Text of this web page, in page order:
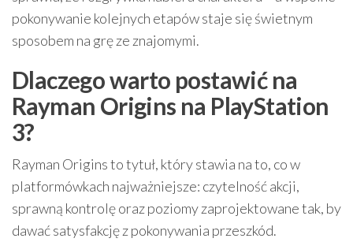
pokonywanie kolejnych etapów staje się świetnym
sposobem na grę ze znajomymi.
Dlaczego warto postawić na
Rayman Origins na PlayStation
3?
Rayman Origins to tytuł, który stawia na to, co w
platformówkach najważniejsze: czytelność akcji,
sprawną kontrolę oraz poziomy zaprojektowane tak, by
dawać satysfakcję z pokonywania przeszkód.